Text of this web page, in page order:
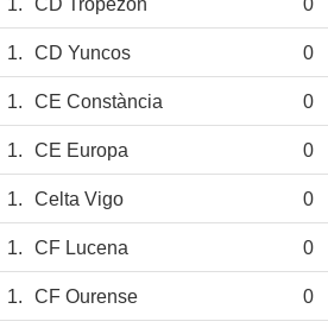
1. CD Tropezon 0
1. CD Yuncos 0
1. CE Constància 0
1. CE Europa 0
1. Celta Vigo 0
1. CF Lucena 0
1. CF Ourense 0